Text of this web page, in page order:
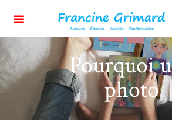
Pourquoi
photo